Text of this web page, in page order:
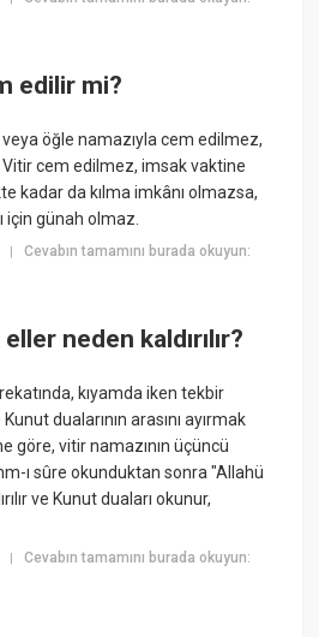
edilir mi?
veya öğle namazıyla cem edilmez,
Vitir cem edilmez, imsak vaktine
kadar da kılma imkânı olmazsa,
için günah olmaz.
|Cevabın tamamını burada okuyun:
neden kaldırılır?
kıyamda iken tekbir
dualarının arasını ayırmak
göre, vitir namazının üçüncü
ı sûre okunduktan sonra "Allahü
ve Kunut duaları okunur,
|Cevabın tamamını burada okuyun: